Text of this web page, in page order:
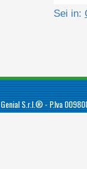
Sei in:
Genial S.r.l.®- P.Iva